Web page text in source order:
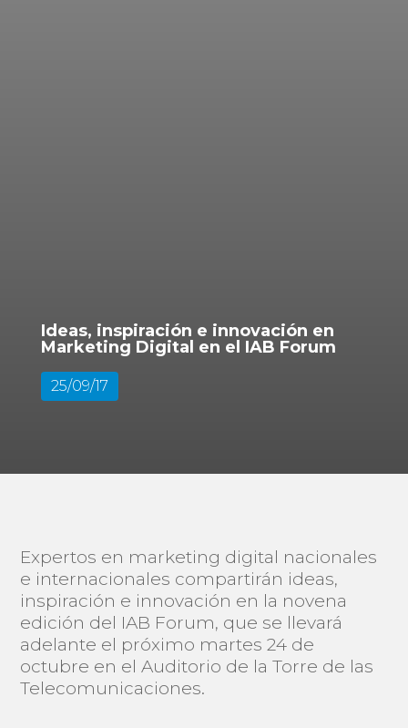
Ideas, inspiración e innovación en
Marketing Digital en el IAB Forum
25/09/17
Expertos en marketing digital nacionales
e internacionales compartirán ideas,
inspiración e innovación en la novena
edición del IAB Forum, que se llevará
adelante el próximo martes 24 de
octubre en el Auditorio de la Torre de las
Telecomunicaciones.